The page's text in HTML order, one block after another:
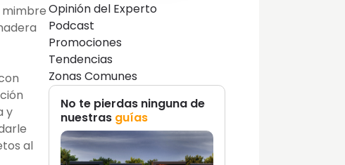
mimbre
y
al
Opinión del Experto
Podcast
Promociones
Tendencias
Zonas Comunes
No te pierdas ninguna de
nuestras guías